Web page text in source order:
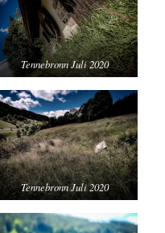
Tennebronn Juli 2020
Tennebronn Juli 2020